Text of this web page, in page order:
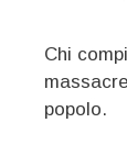
Chi
popolo.